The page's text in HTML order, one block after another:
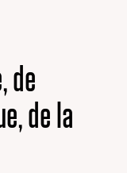
de
de la